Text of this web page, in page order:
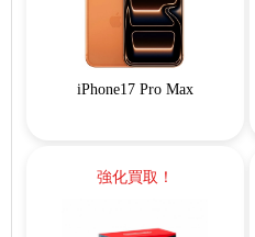
iPhone17 Pro Max
強化買取！